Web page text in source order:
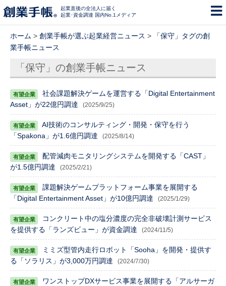
起業直後の全法人に届く
起業･資金調達 国内No.1メディア
ホーム > 創業手帳が選ぶ起業経営ニュース >
「保守」タグの創
業手帳ニュース
「保守」の創業手帳ニュース
社会課題解決ゲームを運営する「Digital Entertainment
Asset」が22億円調達
(2025/9/25)
AI技術のコンサルティング・開発・保守を行う
「Spakona」が1.6億円調達
(2025/8/14)
配管減肉モニタリングシステムを開発する「CAST」
が1.5億円調達
(2025/2/21)
課題解決ゲームプラットフォーム事業を展開する
「Digital Entertainment Asset」が10億円調達
(2025/1/29)
コンクリート中の塩分濃度の完全非破壊計測サービス
を提供する「ランズビュー」が資金調達
(2024/11/5)
ミミズ型管内走行ロボット「Sooha」を開発・提供す
る「ソラリス」が3,000万円調達
(2024/7/30)
ワンストップDXサービス事業を展開する「アルサーガ